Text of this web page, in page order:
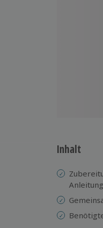
Inhalt
Anleitung